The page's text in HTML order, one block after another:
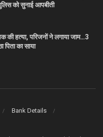
को सुनाई आपबीती
की हत्या, परिजनों ने लगाया जाम…3
का साया
Bank Details